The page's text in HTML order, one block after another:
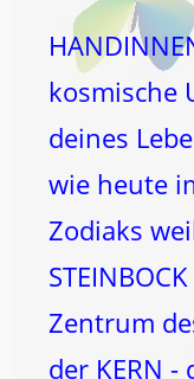
kosmische
deines
wie heute
Zodiaks
Zentrum
der KERN